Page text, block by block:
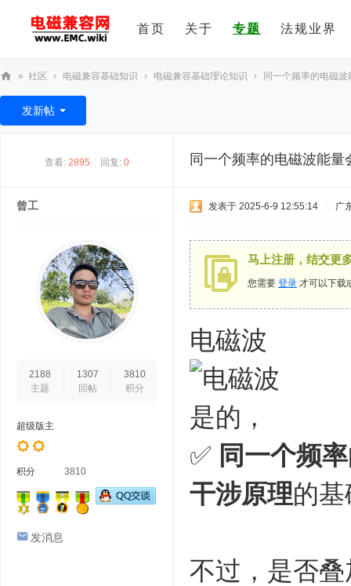
首页 关于 专题 法规业界
E
» 社区 › 电磁兼容基础知识 › 电磁兼容基础理论知识 › 同一个频率的电磁
发新帖
查看: 2895 回复: 0 同一个频率的电磁波能量
曾工
2188
主题
1307
回帖
3810
积分
超级版主
积分 3810
发消息
发表于 2025-6-9 12:55:14 广
马上注册，结交更
您需要 登录 才可以下载
电磁波
是的，
✅ 同一个频
干涉原理的
不过，是否